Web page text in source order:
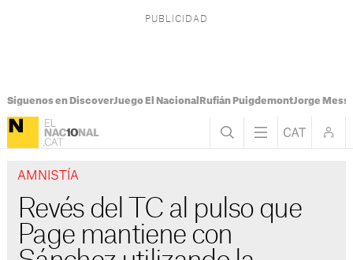
Síguenos en DiscoverJuego El Nacional Rufián PuigdemontJorge Messi
AMNISTÍA
Revés del TC al pulso que
Page mantiene con